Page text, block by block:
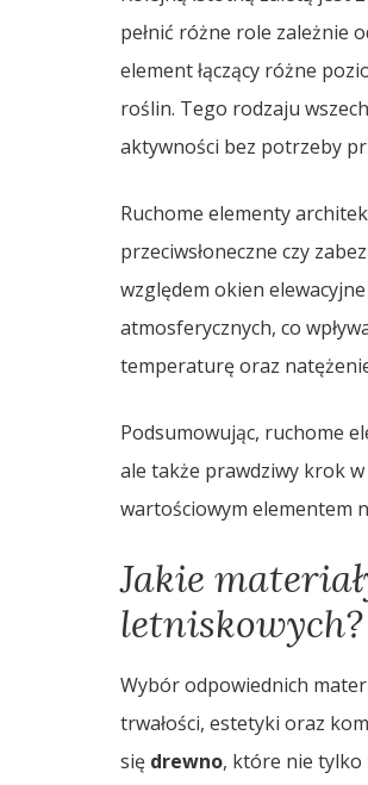
pełnić różne role zależnie
element łączący różne
roślin. Tego rodzaju
aktywności bez potrzeby
Ruchome elementy
przeciwsłoneczne czy
względem okien
atmosferycznych, co
temperaturę oraz
Podsumowując, ruchome
ale także prawdziwy krok
wartościowym elementem
Jakie
letniskowych?
Wybór odpowiednich
trwałości, estetyki oraz
się drewno, które nie tylko